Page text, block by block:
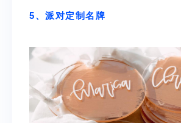
5、派对定制名牌